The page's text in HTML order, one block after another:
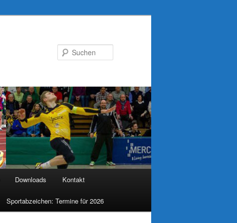
Downloads Kontakt
Sportabzeichen: Termine für 2026